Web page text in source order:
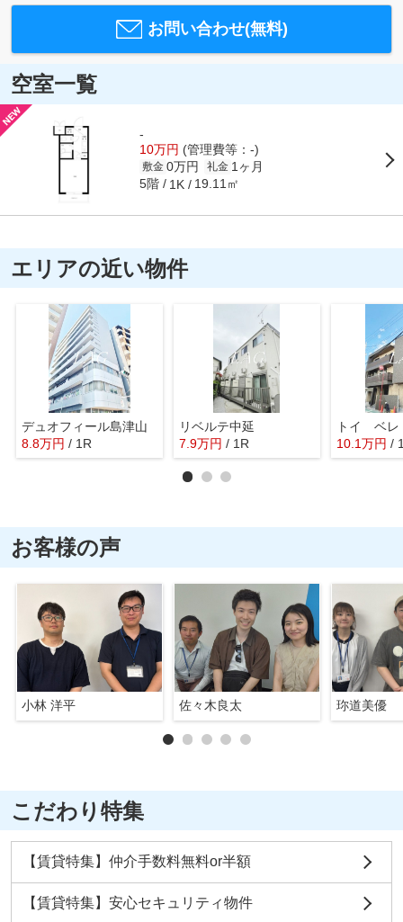
お問い合わせ(無料)
空室一覧
-
10万円 (管理費等：-)
敷金 0万円 礼金 1ヶ月
5階 1K 19.11㎡
エリアの近い物件
デュオフィール島津山
8.8万円 / 1R
リベルテ中延
7.9万円 / 1R 10.1万円 /
お客様の声
小林 洋平 佐々木良太 珎道美優
こだわり特集
【賃貸特集】仲介手数料無料or半額
【賃貸特集】安心セキュリティ物件